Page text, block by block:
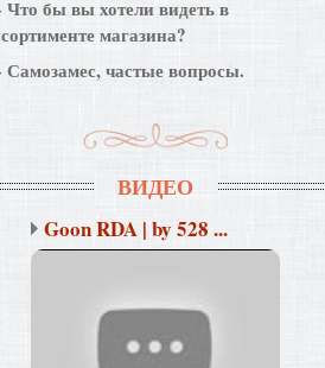
Что бы вы хотели видеть в
магазина?
Самозамес, частые вопросы.
ВИДЕО
Goon RDA | by 528 ...